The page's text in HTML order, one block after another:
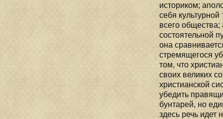
историком;
себя
всего
состоятельной
она
стремящегося
том, что
своих великих
христианской
убедить
бунтарей, но
здесь речь идет